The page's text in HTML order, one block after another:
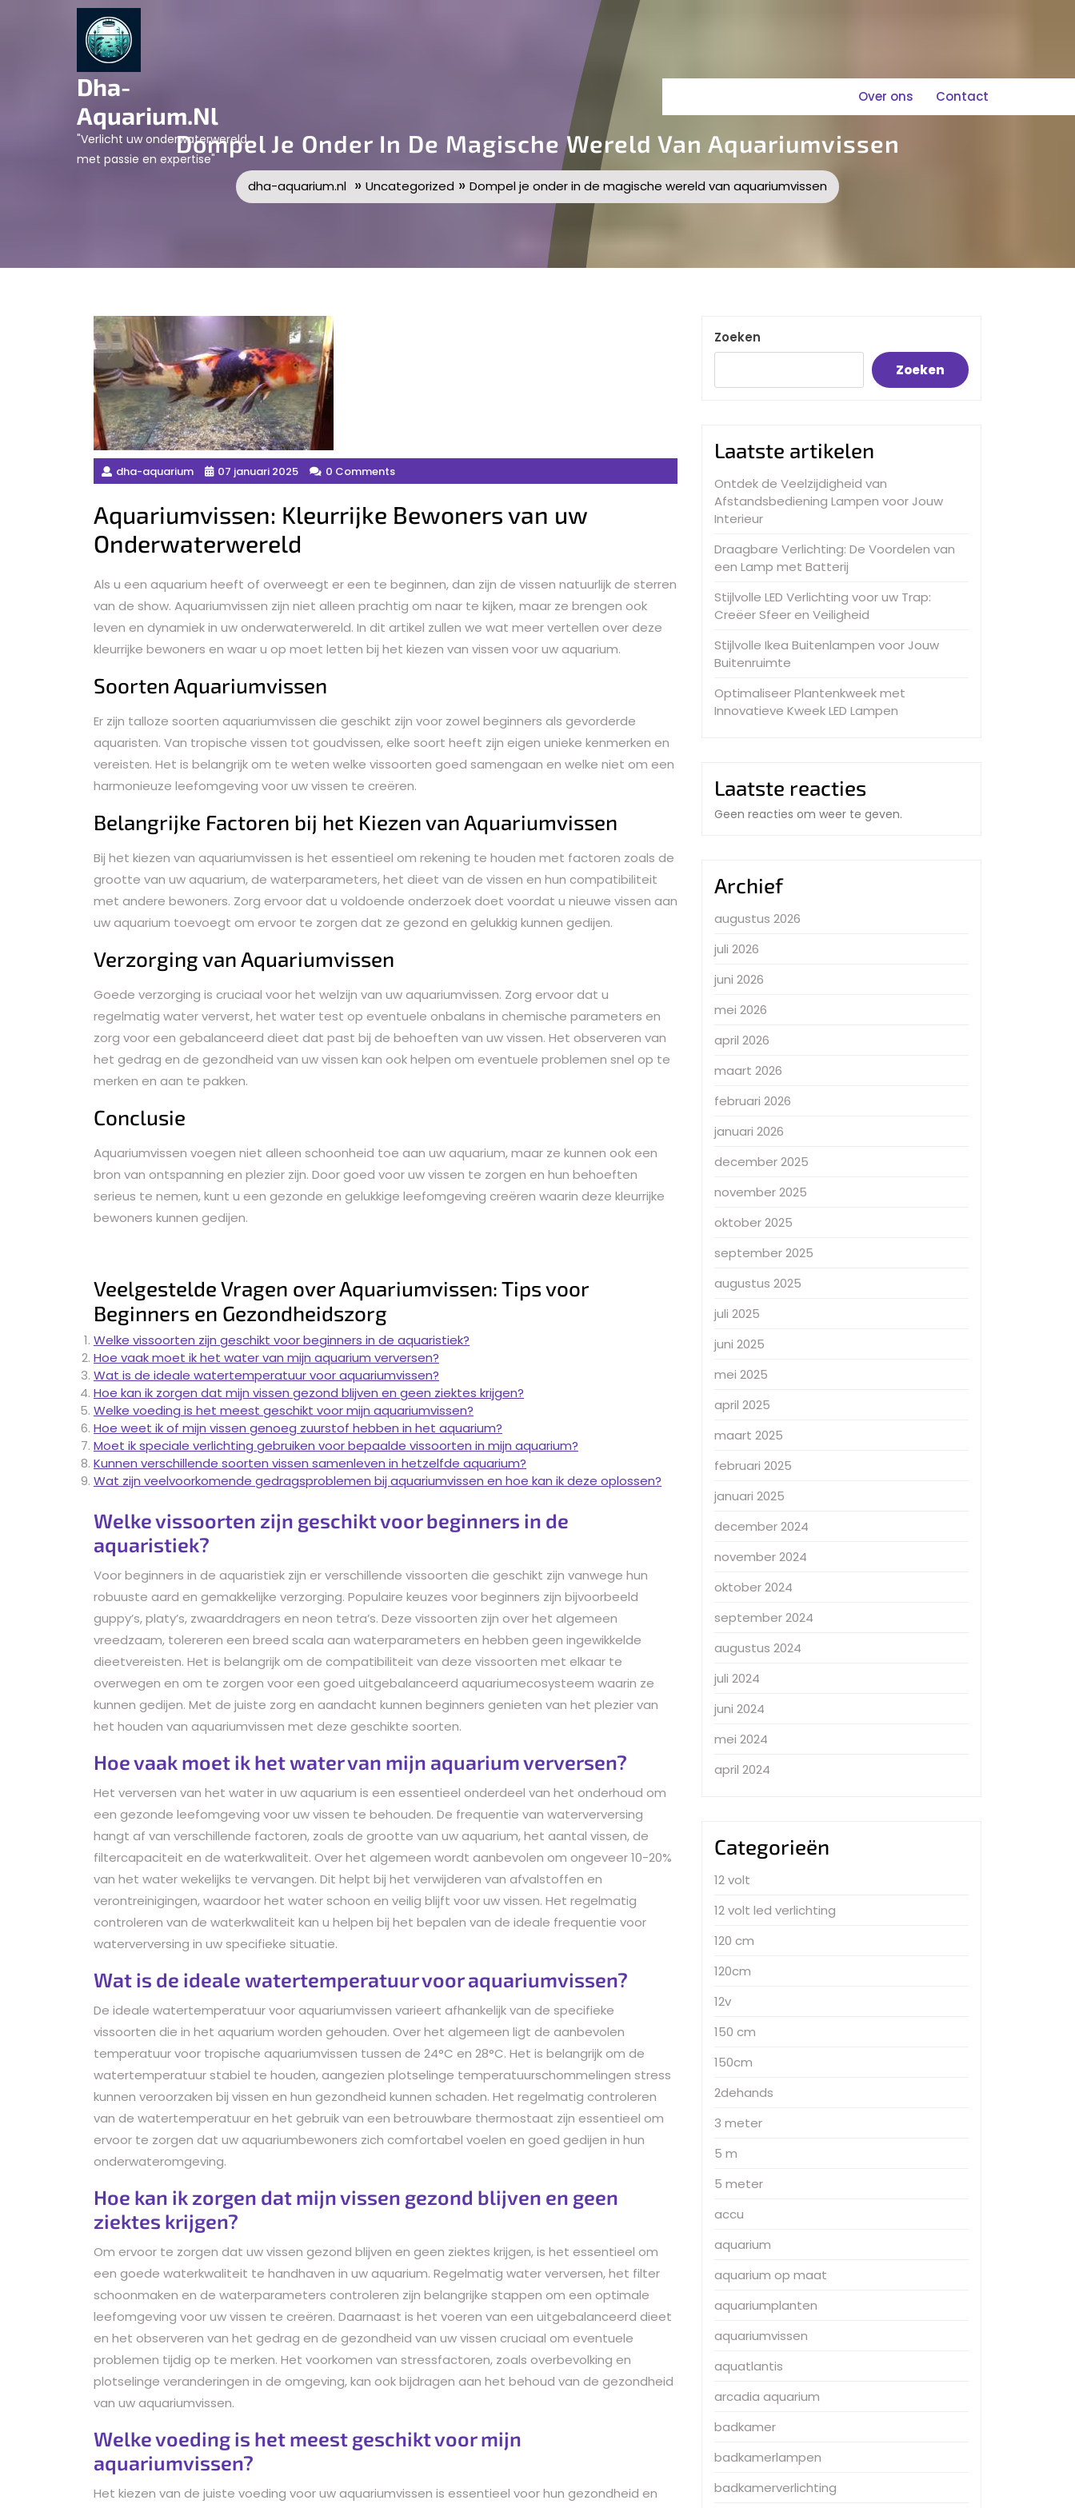
Dha-
Aquarium.nl
"Verlicht uw onderwaterwereld
met passie en expertise"
Over ons Contact
Dompel Je Onder In De Magische Wereld Van Aquariumvissen
dha-aquarium.nl » Uncategorized » Dompel je onder in de magische wereld van aquariumvissen
dha-aquarium 07 januari 2025 0 Comments
Aquariumvissen: Kleurrijke Bewoners van uw
Onderwaterwereld
Als u een aquarium heeft of overweegt er een te beginnen, dan zijn de vissen natuurlijk de sterren
van de show. Aquariumvissen zijn niet alleen prachtig om naar te kijken, maar ze brengen ook
leven en dynamiek in uw onderwaterwereld. In dit artikel zullen we wat meer vertellen over deze
kleurrijke bewoners en waar u op moet letten bij het kiezen van vissen voor uw aquarium.
Soorten Aquariumvissen
Er zijn talloze soorten aquariumvissen die geschikt zijn voor zowel beginners als gevorderde
aquaristen. Van tropische vissen tot goudvissen, elke soort heeft zijn eigen unieke kenmerken en
vereisten. Het is belangrijk om te weten welke vissoorten goed samengaan en welke niet om een
harmonieuze leefomgeving voor uw vissen te creëren.
Belangrijke Factoren bij het Kiezen van Aquariumvissen
Bij het kiezen van aquariumvissen is het essentieel om rekening te houden met factoren zoals de
grootte van uw aquarium, de waterparameters, het dieet van de vissen en hun compatibiliteit
met andere bewoners. Zorg ervoor dat u voldoende onderzoek doet voordat u nieuwe vissen aan
uw aquarium toevoegt om ervoor te zorgen dat ze gezond en gelukkig kunnen gedijen.
Verzorging van Aquariumvissen
Goede verzorging is cruciaal voor het welzijn van uw aquariumvissen. Zorg ervoor dat u
regelmatig water ververst, het water test op eventuele onbalans in chemische parameters en
zorg voor een gebalanceerd dieet dat past bij de behoeften van uw vissen. Het observeren van
het gedrag en de gezondheid van uw vissen kan ook helpen om eventuele problemen snel op te
merken en aan te pakken.
Conclusie
Aquariumvissen voegen niet alleen schoonheid toe aan uw aquarium, maar ze kunnen ook een
bron van ontspanning en plezier zijn. Door goed voor uw vissen te zorgen en hun behoeften
serieus te nemen, kunt u een gezonde en gelukkige leefomgeving creëren waarin deze kleurrijke
bewoners kunnen gedijen.
Veelgestelde Vragen over Aquariumvissen: Tips voor
Beginners en Gezondheidszorg
Welke vissoorten zijn geschikt voor beginners in de aquaristiek?
Hoe vaak moet ik het water van mijn aquarium verversen?
Wat is de ideale watertemperatuur voor aquariumvissen?
Hoe kan ik zorgen dat mijn vissen gezond blijven en geen ziektes krijgen?
Welke voeding is het meest geschikt voor mijn aquariumvissen?
Hoe weet ik of mijn vissen genoeg zuurstof hebben in het aquarium?
Moet ik speciale verlichting gebruiken voor bepaalde vissoorten in mijn aquarium?
Kunnen verschillende soorten vissen samenleven in hetzelfde aquarium?
Wat zijn veelvoorkomende gedragsproblemen bij aquariumvissen en hoe kan ik deze oplossen?
Welke vissoorten zijn geschikt voor beginners in de
aquaristiek?
Voor beginners in de aquaristiek zijn er verschillende vissoorten die geschikt zijn vanwege hun
robuuste aard en gemakkelijke verzorging. Populaire keuzes voor beginners zijn bijvoorbeeld
guppy’s, platy’s, zwaarddragers en neon tetra’s. Deze vissoorten zijn over het algemeen
vreedzaam, tolereren een breed scala aan waterparameters en hebben geen ingewikkelde
dieetvereisten. Het is belangrijk om de compatibiliteit van deze vissoorten met elkaar te
overwegen en om te zorgen voor een goed uitgebalanceerd aquariumecosysteem waarin ze
kunnen gedijen. Met de juiste zorg en aandacht kunnen beginners genieten van het plezier van
het houden van aquariumvissen met deze geschikte soorten.
Hoe vaak moet ik het water van mijn aquarium verversen?
Het verversen van het water in uw aquarium is een essentieel onderdeel van het onderhoud om
een gezonde leefomgeving voor uw vissen te behouden. De frequentie van waterverversing
hangt af van verschillende factoren, zoals de grootte van uw aquarium, het aantal vissen, de
filtercapaciteit en de waterkwaliteit. Over het algemeen wordt aanbevolen om ongeveer 10-20%
van het water wekelijks te vervangen. Dit helpt bij het verwijderen van afvalstoffen en
verontreinigingen, waardoor het water schoon en veilig blijft voor uw vissen. Het regelmatig
controleren van de waterkwaliteit kan u helpen bij het bepalen van de ideale frequentie voor
waterverversing in uw specifieke situatie.
Wat is de ideale watertemperatuur voor aquariumvissen?
De ideale watertemperatuur voor aquariumvissen varieert afhankelijk van de specifieke
vissoorten die in het aquarium worden gehouden. Over het algemeen ligt de aanbevolen
temperatuur voor tropische aquariumvissen tussen de 24°C en 28°C. Het is belangrijk om de
watertemperatuur stabiel te houden, aangezien plotselinge temperatuurschommelingen stress
kunnen veroorzaken bij vissen en hun gezondheid kunnen schaden. Het regelmatig controleren
van de watertemperatuur en het gebruik van een betrouwbare thermostaat zijn essentieel om
ervoor te zorgen dat uw aquariumbewoners zich comfortabel voelen en goed gedijen in hun
onderwateromgeving.
Hoe kan ik zorgen dat mijn vissen gezond blijven en geen
ziektes krijgen?
Om ervoor te zorgen dat uw vissen gezond blijven en geen ziektes krijgen, is het essentieel om
een goede waterkwaliteit te handhaven in uw aquarium. Regelmatig water verversen, het filter
schoonmaken en de waterparameters controleren zijn belangrijke stappen om een optimale
leefomgeving voor uw vissen te creëren. Daarnaast is het voeren van een uitgebalanceerd dieet
en het observeren van het gedrag en de gezondheid van uw vissen cruciaal om eventuele
problemen tijdig op te merken. Het voorkomen van stressfactoren, zoals overbevolking en
plotselinge veranderingen in de omgeving, kan ook bijdragen aan het behoud van de gezondheid
van uw aquariumvissen.
Welke voeding is het meest geschikt voor mijn
aquariumvissen?
Het kiezen van de juiste voeding voor uw aquariumvissen is essentieel voor hun gezondheid en
Zoeken
Zoeken
Laatste artikelen
Ontdek de Veelzijdigheid van
Afstandsbediening Lampen voor Jouw
Interieur
Draagbare Verlichting: De Voordelen van
een Lamp met Batterij
Stijlvolle LED Verlichting voor uw Trap:
Creëer Sfeer en Veiligheid
Stijlvolle Ikea Buitenlampen voor Jouw
Buitenruimte
Optimaliseer Plantenkweek met
Innovatieve Kweek LED Lampen
Laatste reacties
Geen reacties om weer te geven.
Archief
augustus 2026
juli 2026
juni 2026
mei 2026
april 2026
maart 2026
februari 2026
januari 2026
december 2025
november 2025
oktober 2025
september 2025
augustus 2025
juli 2025
juni 2025
mei 2025
april 2025
maart 2025
februari 2025
januari 2025
december 2024
november 2024
oktober 2024
september 2024
augustus 2024
juli 2024
juni 2024
mei 2024
april 2024
Categorieën
12 volt
12 volt led verlichting
120 cm
120cm
12v
150 cm
150cm
2dehands
3 meter
5 m
5 meter
accu
aquarium
aquarium op maat
aquariumplanten
aquariumvissen
aquatlantis
arcadia aquarium
badkamer
badkamerlampen
badkamerverlichting